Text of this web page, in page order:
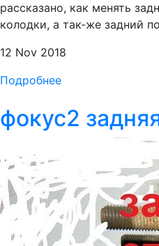
рассказано, как менять
колодки, а так-же задний
12 Nov 2018
Подробнее
фокус2